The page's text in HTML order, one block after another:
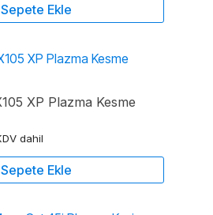
Sepete Ekle
XP Plazma Kesme
dahil
Sepete Ekle